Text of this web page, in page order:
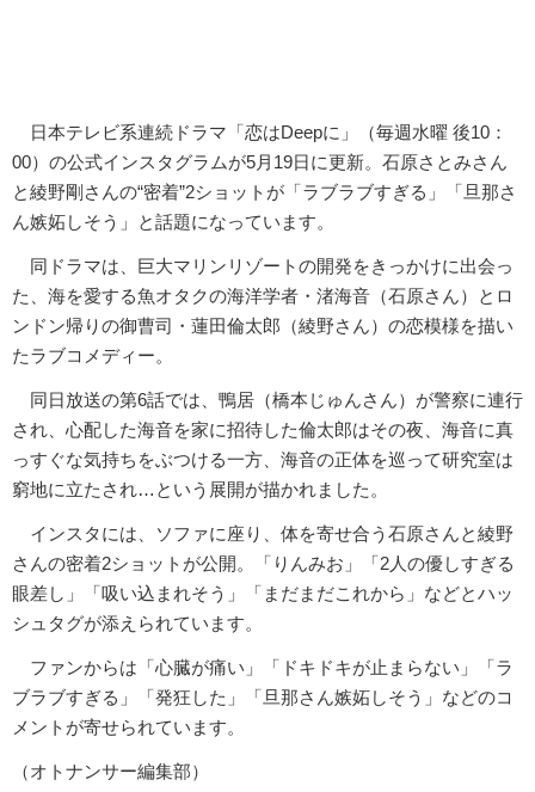
日本テレビ系連続ドラマ「恋はDeepに」（毎週水曜 後10：
00）の公式インスタグラムが5月19日に更新。石原さとみさん
と綾野剛さんの“密着”2ショットが「ラブラブすぎる」「旦那さ
ん嫉妬しそう」と話題になっています。
同ドラマは、巨大マリンリゾートの開発をきっかけに出会っ
た、海を愛する魚オタクの海洋学者・渚海音（石原さん）とロ
ンドン帰りの御曹司・蓮田倫太郎（綾野さん）の恋模様を描い
たラブコメディー。
同日放送の第6話では、鴨居（橋本じゅんさん）が警察に連行
され、心配した海音を家に招待した倫太郎はその夜、海音に真
っすぐな気持ちをぶつける一方、海音の正体を巡って研究室は
窮地に立たされ…という展開が描かれました。
インスタには、ソファに座り、体を寄せ合う石原さんと綾野
さんの密着2ショットが公開。「りんみお」「2人の優しすぎる
眼差し」「吸い込まれそう」「まだまだこれから」などとハッ
シュタグが添えられています。
ファンからは「心臓が痛い」「ドキドキが止まらない」「ラ
ブラブすぎる」「発狂した」「旦那さん嫉妬しそう」などのコ
メントが寄せられています。
（オトナンサー編集部）